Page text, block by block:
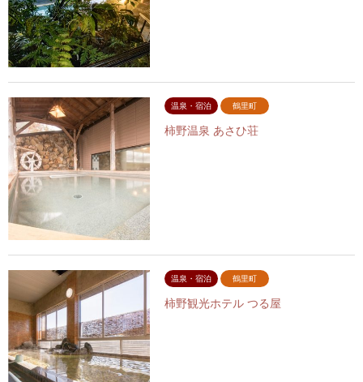
温泉・宿泊 鶴里町
柿野温泉 あさひ荘
温泉・宿泊 鶴里町
柿野観光ホテル つる屋